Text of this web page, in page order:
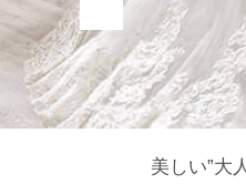
Access
アクセス
Company
美しい”大